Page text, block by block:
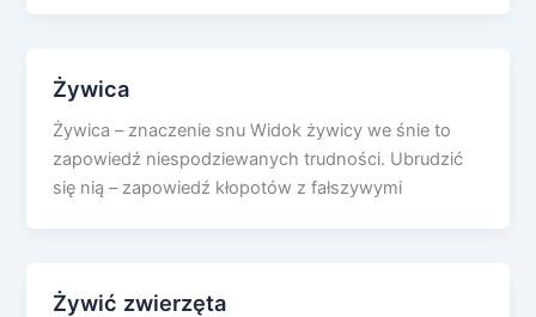
Żywica
Żywica – znaczenie snu Widok żywicy we śnie to
zapowiedź niespodziewanych trudności. Ubrudzić
się nią – zapowiedź kłopotów z fałszywymi
Żywić zwierzęta